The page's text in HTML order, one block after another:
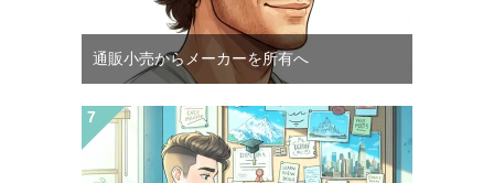
通販小売からメーカーを所有へ